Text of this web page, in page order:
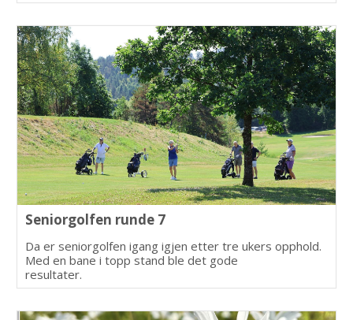
Seniorgolfen runde 7
Da er seniorgolfen igang igjen etter tre ukers opphold.
Med en bane i topp stand ble det gode
resultater.